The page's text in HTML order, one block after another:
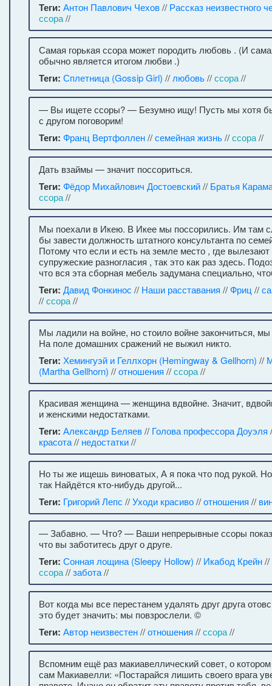
Теги: Антон Павлович Чехов// Рассказ неизвестного
ссора//
Самая горькая ссора может породить любовь . (И
обычно является итогом любви .)
Теги: Сплетница (Gossip Girl) // любовь//ссора//
— Вы ищете ссоры? — Безумно ищу! Пусть мы хотя
с другом поговорим!
Теги: Франц Вертфоллен//семейная жизнь//ссора//
Дать взаймы — значит поссориться.
Теги: Фёдор Михайлович Достоевский// Братья
ссора//
Мы поехали в Икею. В Икее мы поссорились. Им там
бы завести должность штатного консультанта по
Потому что если и есть на земле место , где
супружеские разногласия , так это как раз здесь.
что вся эта сборная мебель задумана специально,
Теги: Давид Фонкинос // Наши расставания //Фриц //
//ссора//
Мы ладили на войне, но стоило войне закончиться,
На поле домашних сражений не выжил никто.
Теги: Хемингуэй и Геллхорн (Hemingway & Gellhorn) //
(Martha Gellhorn) //отношения //ссора//
Красивая женщина — женщина вдвойне. Значит,
и женскими недостатками.
Теги: Александр Беляев// Голова профессора Доуэля
красота// недостатки//
Но ты же ищешь виноватых, А я пока что под рукой.
так Найдётся кто-нибудь другой...
Теги: Григорий Лепс //Уходи красиво//отношения //
— Забавно. — Что? — Ваши непрерывные ссоры
что вы заботитесь друг о друге.
Теги: Сонная лощина (Sleepy Hollow) // Икабод Крейн//
ссора//забота//
Вот когда мы все перестанем удалять друг друга
это будет значить: мы повзрослели. ©
Теги: Автор неизвестен//отношения //ссора//
Вспомним ещё раз макиавеллический совет, о
сам Макиавелли: «Постарайся лишить своего врага